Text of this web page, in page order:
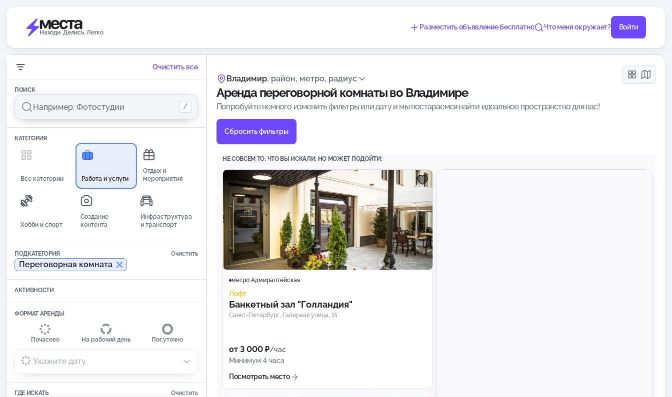
Находи. Делись. Легко
Разместить объявление бесплатно Что меня окружает? Войти
Очистить все
ПОИСК
/
КАТЕГОРИЯ
Все категории Работа и услуги
Отдых и
мероприятия
Хобби и спорт
Создание
контента
Инфраструктура
и транспорт
ПОДКАТЕГОРИЯ Очистить
Переговорная комната
АКТИВНОСТИ
ФОРМАТ АРЕНДЫ
Почасово На рабочий день Посуточно
Укажите дату
ГДЕ ИСКАТЬ Очистить
Владимир, район, метро, радиус
Аренда переговорной комнаты во Владимире
Попробуйте немного изменить фильтры или дату и мы постараемся найти идеальное пространство для вас!
Сбросить фильтры
НЕ СОВСЕМ ТО, ЧТО ВЫ ИСКАЛИ, НО МОЖЕТ ПОДОЙТИ:
метро Адмиралтейская
Лофт
Банкетный зал "Голландия"
Санкт-Петербург, Галерная улица, 15
от 3 000 ₽/час
Минимум 4 часа
Посмотреть место